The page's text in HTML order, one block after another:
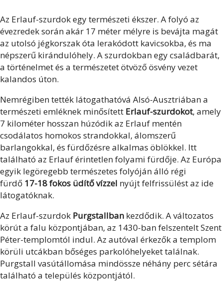
Az Erlauf-szurdok egy természeti ékszer. A folyó az
évezredek során akár 17 méter mélyre is bevájta magát
az utolsó jégkorszak óta lerakódott kavicsokba, és ma
népszerű kirándulóhely. A szurdokban egy családbarát,
a történelmet és a természetet ötvöző ösvény vezet
kalandos úton.
Nemrégiben tették látogathatóvá Alsó-Ausztriában a
természeti emléknek minősített Erlauf-szurdokot, amely
7 kilométer hosszan húzódik az Erlauf mentén
csodálatos homokos strandokkal, álomszerű
barlangokkal, és fürdőzésre alkalmas öblökkel. Itt
található az Erlauf érintetlen folyami fürdője. Az Európa
egyik legöregebb természetes folyóján álló régi
fürdő 17-18 fokos üdítő vízzel nyújt felfrissülést az ide
látogatóknak.
Az Erlauf-szurdok Purgstallban kezdődik. A változatos
körút a falu központjában, az 1430-ban felszentelt Szent
Péter-templomtól indul. Az autóval érkezők a templom
körüli utcákban bőséges parkolóhelyeket találnak.
Purgstall vasútállomása mindössze néhány perc sétára
található a település központjától.